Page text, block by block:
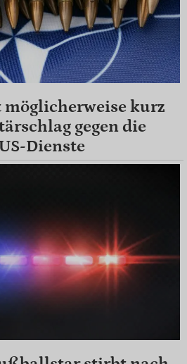
möglicherweise kurz
gegen die
Dienste